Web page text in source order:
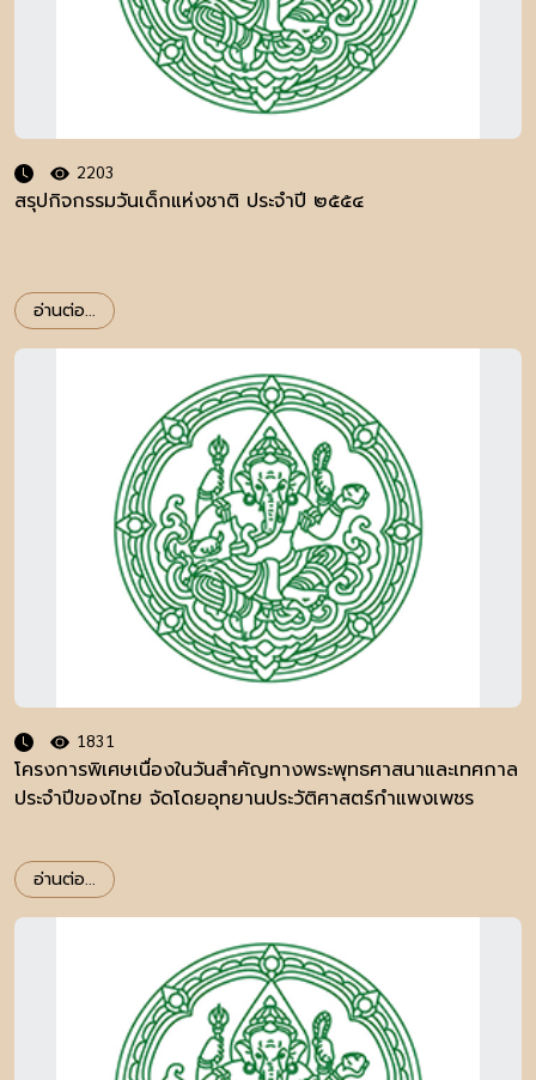
2203
สรุปกิจกรรมวันเด็กแห่งชาติ ประจำปี ๒๕๕๔
อ่านต่อ...
1831
โครงการพิเศษเนื่องในวันสำคัญทางพระพุทธศาสนาและเทศกาล
ประจำปีของไทย จัดโดยอุทยานประวัติศาสตร์กำแพงเพชร
อ่านต่อ...